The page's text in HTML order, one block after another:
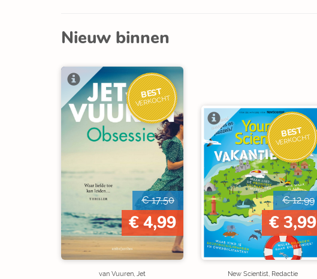
Nieuw binnen
BEST
VERKOCHT
€ 17,50
€ 4,99
van Vuuren, Jet
BEST
VERKOCHT
€ 12,99
€ 3,99
New Scientist, Redactie